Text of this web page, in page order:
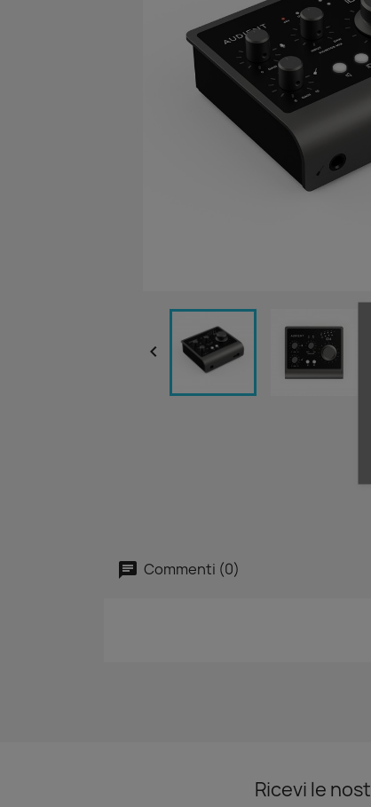

Commenti (0)
Ricevi le